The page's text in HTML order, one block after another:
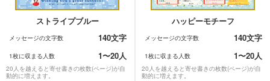
ストライプブルー
メッセージの文字数 140文字
1枚に収まる人数 1〜20人
20人を越えると寄せ書きの枚数(ページ)が自
動的に増えます。
ハッピーモチーフ
メッセージの文字数 140文字
1枚に収まる人数 1〜20人
20人を越えると寄せ書きの枚数(ページ)が自
動的に増えます。